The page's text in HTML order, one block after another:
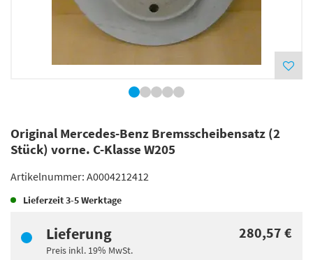
Original Mercedes-Benz Bremsscheibensatz (2
Stück) vorne. C-Klasse W205
Artikelnummer: A0004212412
Lieferzeit3-5 Werktage
Lieferung
Preis inkl. 19% MwSt.
280,57 €